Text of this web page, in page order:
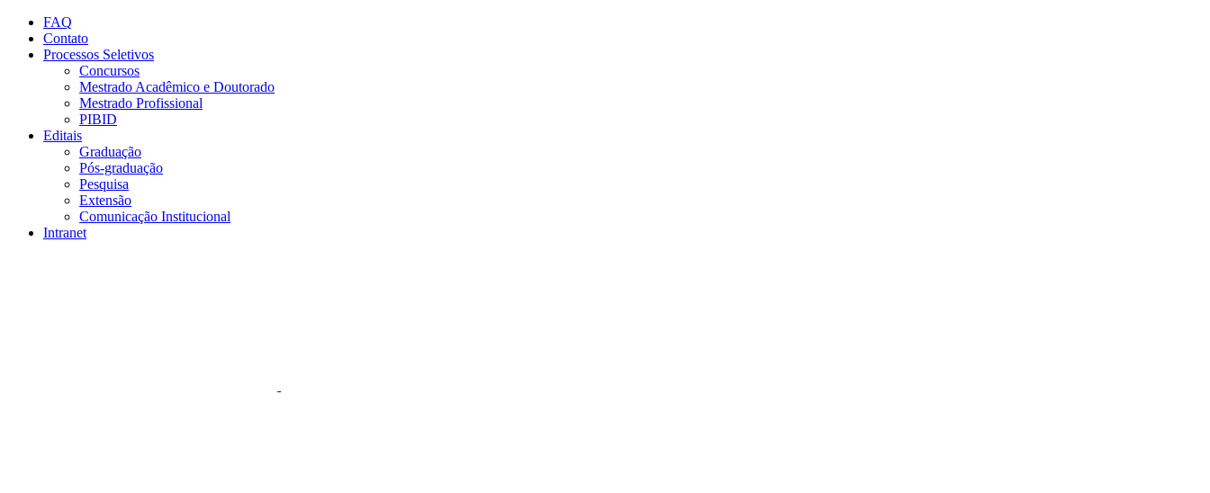
Conteúdo principal
FAQ
Contato
Processos Seletivos
Concursos
Mestrado Acadêmico e Doutorado
Mestrado Profissional
PIBID
Editais
Graduação
Pós-graduação
Pesquisa
Extensão
Comunicação Institucional
Intranet